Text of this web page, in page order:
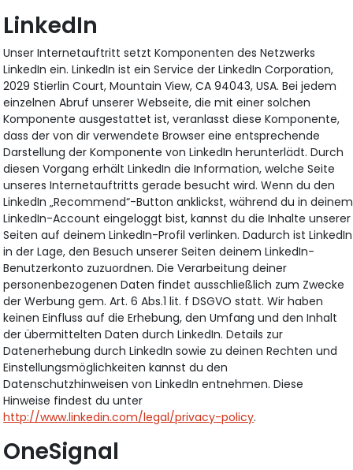
LinkedIn
Unser Internetauftritt setzt Komponenten des Netzwerks
LinkedIn ein. LinkedIn ist ein Service der LinkedIn Corporation,
2029 Stierlin Court, Mountain View, CA 94043, USA. Bei jedem
einzelnen Abruf unserer Webseite, die mit einer solchen
Komponente ausgestattet ist, veranlasst diese Komponente,
dass der von dir verwendete Browser eine entsprechende
Darstellung der Komponente von LinkedIn herunterlädt. Durch
diesen Vorgang erhält LinkedIn die Information, welche Seite
unseres Internetauftritts gerade besucht wird. Wenn du den
LinkedIn „Recommend“-Button anklickst, während du in deinem
LinkedIn-Account eingeloggt bist, kannst du die Inhalte unserer
Seiten auf deinem LinkedIn-Profil verlinken. Dadurch ist LinkedIn
in der Lage, den Besuch unserer Seiten deinem LinkedIn-
Benutzerkonto zuzuordnen. Die Verarbeitung deiner
personenbezogenen Daten findet ausschließlich zum Zwecke
der Werbung gem. Art. 6 Abs.1 lit. f DSGVO statt. Wir haben
keinen Einfluss auf die Erhebung, den Umfang und den Inhalt
der übermittelten Daten durch LinkedIn. Details zur
Datenerhebung durch LinkedIn sowie zu deinen Rechten und
Einstellungsmöglichkeiten kannst du den
Datenschutzhinweisen von LinkedIn entnehmen. Diese
Hinweise findest du unter
http://www.linkedin.com/legal/privacy-policy.
OneSignal